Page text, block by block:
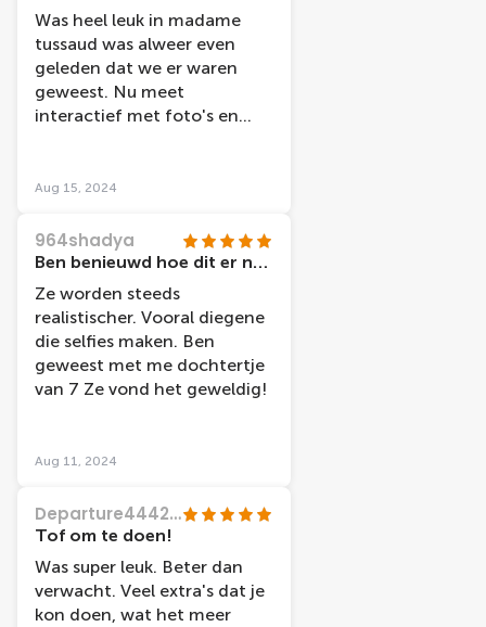
Was heel leuk in madame
tussaud was alweer even
geleden dat we er waren
geweest. Nu meet
interactief met foto's en
ook wat kunt drinken. Uurtje
doordeweekse dag was
grote groep voor ons met
rolstoelen en
wandelkarren/stokken dit
zorgde voor wat opstopping.
Maar toch veel foto's kunnen
maken, hadden in 1 uur wel
al alles gehad!
Aug 15, 2024
964shadya
Ben benieuwd hoe dit er na 10 naar zal uitzien.
Ze worden steeds
realistischer. Vooral diegene
die selfies maken. Ben
geweest met me dochtertje
van 7 Ze vond het geweldig!
Aug 11, 2024
Departure44425800668
Tof om te doen!
Was super leuk. Beter dan
verwacht. Veel extra's dat je
kon doen, wat het meer